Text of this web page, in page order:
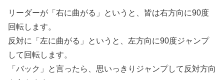
リーダーが「右に曲がる」というと、皆は右方向に90度
回転します。
反対に「左に曲がる」というと、左方向に90度ジャンプ
して回転します。
「バック」と言ったら、思いっきりジャンプして反対方向